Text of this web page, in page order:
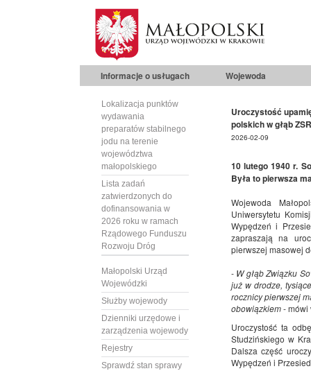
Informacje o usługach Wojewoda
Lokalizacja punktów
wydawania
preparatów stabilnego
jodu na terenie
województwa
małopolskiego
Lista zadań
zatwierdzonych do
dofinansowania w
2026 roku w ramach
Rządowego Funduszu
Rozwoju Dróg
Małopolski Urząd
Wojewódzki
Służby wojewody
Dzienniki urzędowe i
zarządzenia wojewody
Rejestry
Sprawdź stan sprawy
Uroczystość
polskich w głąb
2026-02-09
10 lutego 1940 r.
Była to pierwsza
Wojewoda
Uniwersytetu
Wypędzeń i
zapraszają na
pierwszej masowej
- W głąb Związku
już w drodze,
rocznicy pierwszej
obowiązkiem- mówi
Uroczystość ta
Studzińskiego w
Dalsza część
Wypędzeń i